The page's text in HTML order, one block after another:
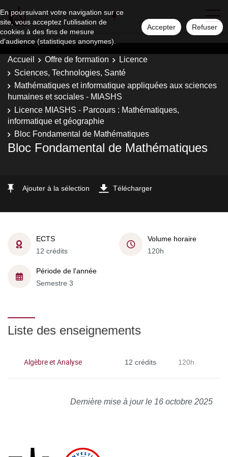
En poursuivant votre navigation sur ce
site, vous acceptez l'utilisation de
cookies à des fins de mesure
d'audience (statistiques anonymes).
Accepter Refuser
Accueil Offre de formation
Licence
Sciences, Technologies, Santé
Mathématiques et informatique appliquées aux sciences
humaines et sociales - MIASHS
Licence MIASHS - Parcours : Mathématiques,
informatique et géographie
Bloc Fondamental de Mathématiques
Bloc Fondamental de Mathématiques
Ajouter à la sélection Télécharger
ECTS
12 crédits
Volume horaire
120h
Période de l'année
Semestre 3
Liste des enseignements
Algèbre et Analyse 12 crédits 120h
Dernière mise à jour le 16 octobre 2025